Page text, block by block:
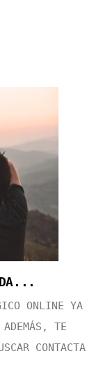
ONLINE YA
TE
CONTACTA